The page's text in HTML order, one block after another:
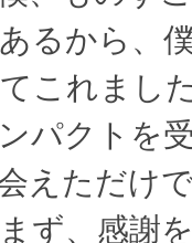
るから、
これまし
パクトを
えただけ
ず、感謝